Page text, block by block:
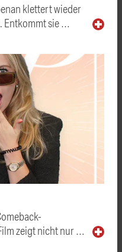
klettert wieder
Entkommt sie …
zeigt nicht nur …